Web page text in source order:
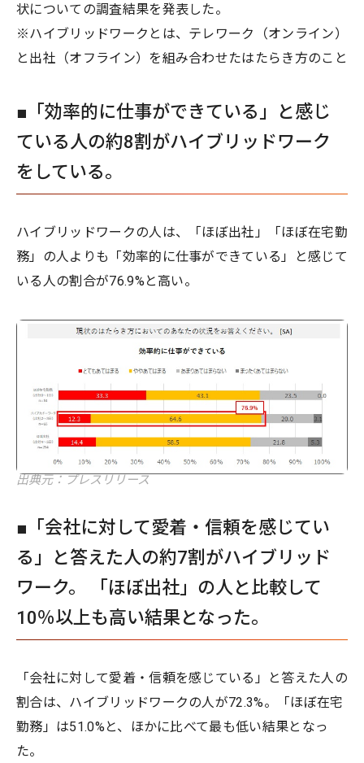
状についての調査結果を発表した。
※ハイブリッドワークとは、テレワーク（オンライン）
と出社（オフライン）を組み合わせたはたらき方のこと
■「効率的に仕事ができている」と感じ
ている人の約8割がハイブリッドワーク
をしている。
ハイブリッドワークの人は、「ほぼ出社」「ほぼ在宅勤
務」の人よりも「効率的に仕事ができている」と感じて
いる人の割合が76.9%と高い。
出典元：プレスリリース
■「会社に対して愛着・信頼を感じてい
る」と答えた人の約7割がハイブリッド
ワーク。 「ほぼ出社」の人と比較して
10％以上も高い結果となった。
「会社に対して愛着・信頼を感じている」と答えた人の
割合は、ハイブリッドワークの人が72.3%。「ほぼ在宅
勤務」は51.0%と、ほかに比べて最も低い結果となっ
た。